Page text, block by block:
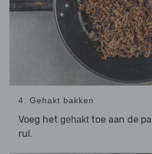
4. Gehakt bakken
Voeg het gehakt toe aan de
rul.